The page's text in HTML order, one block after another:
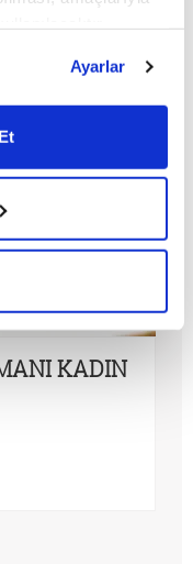
bilgi için
Metnimizi
ile ilgili daha
Ayarlar
KADIN